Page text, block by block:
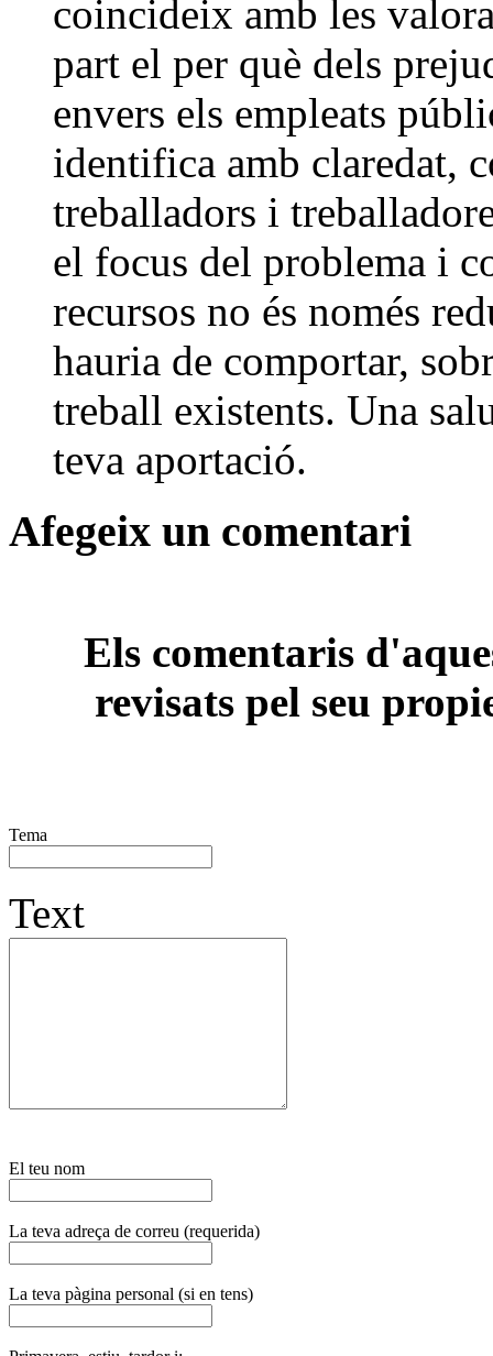
coincideix amb les
part el per què dels
envers els empleats
identifica amb claredat,
treballadors i
el focus del problema i
recursos no és només
hauria de comportar,
treball existents. Una
teva aportació.
Afegeix un comentari
Els comentaris
revisats pel seu
Tema
Text
El teu nom
La teva adreça de correu (requerida)
La teva pàgina personal (si en tens)